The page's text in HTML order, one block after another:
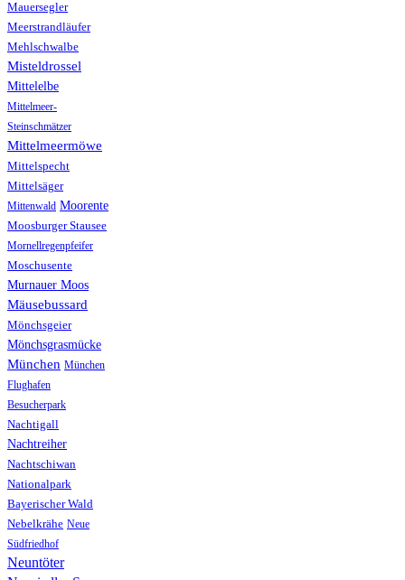
Mauersegler
Meerstrandläufer
Mehlschwalbe
Misteldrossel
Mittelelbe
Mittelmeer-
Steinschmätzer
Mittelmeermöwe
Mittelspecht
Mittelsäger
Mittenwald Moorente
Moosburger Stausee
Mornellregenpfeifer
Moschusente
Murnauer Moos
Mäusebussard
Mönchsgeier
Mönchsgrasmücke
München München
Flughafen
Besucherpark
Nachtigall
Nachtreiher
Nachtschiwan
Nationalpark
Bayerischer Wald
Nebelkrähe Neue
Südfriedhof
Neuntöter